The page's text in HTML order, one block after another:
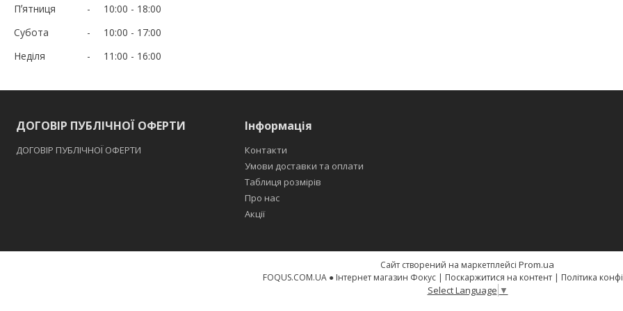
Пʼятниця
10:00
18:00
Субота
10:00
17:00
Неділя
11:00 16:00
ДОГОВІР ПУБЛІЧНОЇ ОФЕРТИ
ДОГОВІР ПУБЛІЧНОЇ ОФЕРТИ
Інформація
Контакти
Умови доставки та оплати
Таблиця розмірів
Про нас
Акції
Сайт створений на маркетплейсі Prom.ua
FOQUS.COM.UA ● Інтернет магазин Фокус | Поскаржитися на контент | Політика
Select Language ▼